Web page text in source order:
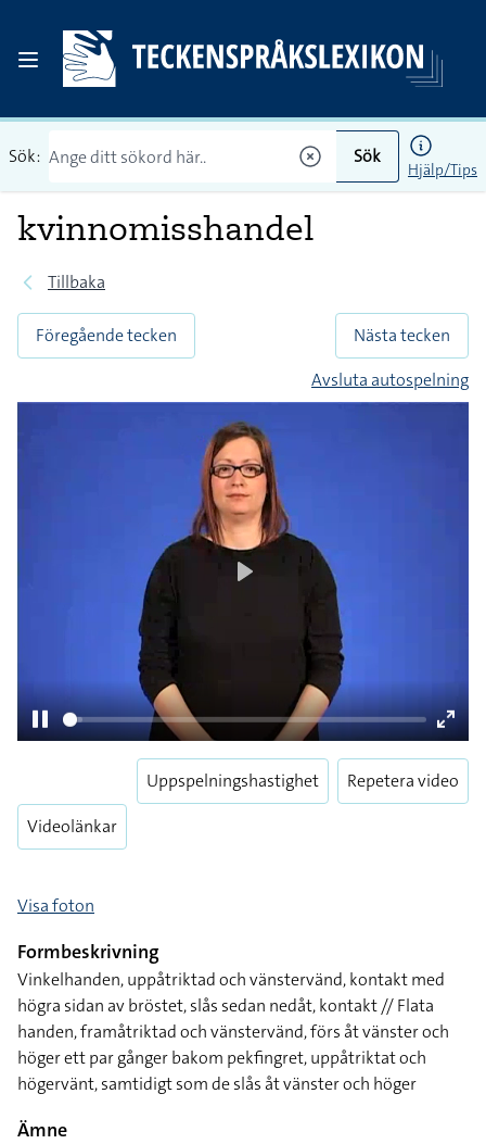
Sök: Sök
Hjälp/Tips
kvinnomisshandel
Tillbaka
Föregående tecken
Nästa tecken
Avsluta autospelning
Enter
Videolänkar
Uppspelningshastighet Repetera video
Visa foton
Formbeskrivning
Vinkelhanden, uppåtriktad och vänstervänd, kontakt med
högra sidan av bröstet, slås sedan nedåt, kontakt // Flata
handen, framåtriktad och vänstervänd, förs åt vänster och
höger ett par gånger bakom pekfingret, uppåtriktat och
högervänt, samtidigt som de slås åt vänster och höger
Ämne